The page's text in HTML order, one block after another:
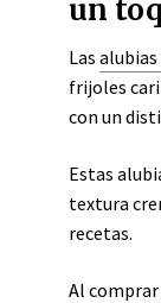
un
Las
frijoles
con un
Estas
textura
recetas.
Al